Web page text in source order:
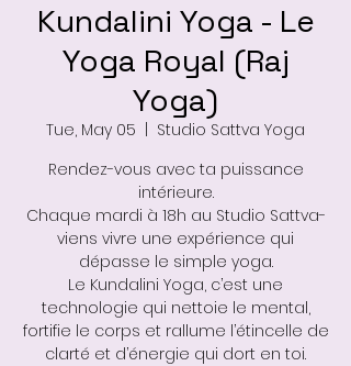
Kundalini Yoga - Le
Yoga Royal (Raj
Yoga)
Tue, May 05
Studio Sattva Yoga
Rendez-vous avec ta puissance
intérieure.
Chaque mardi à 18h au Studio Sattva-
viens vivre une expérience qui
dépasse le simple yoga.
Le Kundalini Yoga, c’est une
technologie qui nettoie le mental,
fortifie le corps et rallume l’étincelle de
clarté et d’énergie qui dort en toi.